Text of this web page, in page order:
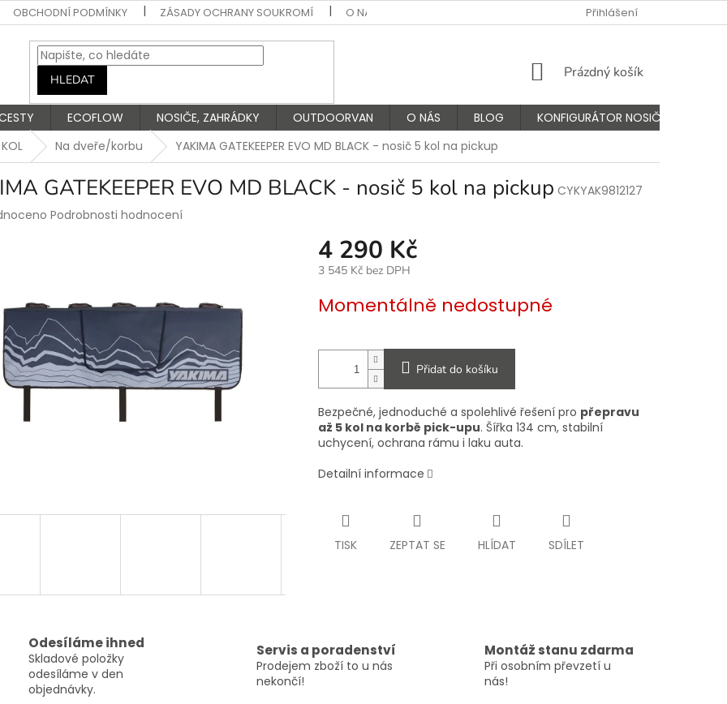
OBCHODNÍ PODMÍNKY ZÁSADY OCHRANY SOUKROMÍ O NÁS VÝMĚNA A VRÁCENÍ ZBOŽÍ
Přihlášení
HLEDAT
NÁKUPNÍ
Prázdný košík
ECOFLOW NOSIČE, ZAHRÁDKY OUTDOORVAN O NÁS BLOG
KONFIGURÁTOR NOSIČŮ
Na dveře/korbu YAKIMA GATEKEEPER EVO MD BLACK - nosič 5 kol na pickup
GATEKEEPER EVO MD BLACK - nosič 5 kol na pickup CYKYAK9812127
Podrobnosti hodnocení
4 290 Kč
3 545 Kč bez DPH
cena:
Momentálně nedostupné
Přidat do košíku
Bezpečné, jednoduché a spolehlivé řešení pro přepravu
až 5 kol na korbě pick-upu. Šířka 134 cm, stabilní
uchycení, ochrana rámu i laku auta.
Detailní informace
TISK ZEPTAT SE HLÍDAT SDÍLET
Odesíláme ihned
Skladové položky
odesíláme v den
objednávky.
Servis a poradenství
Prodejem zboží to u nás
nekončí!
Montáž stanu zdarma
Při osobním převzetí u
nás!